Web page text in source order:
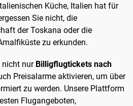
Küche, Italien hat für
Sie nicht, die
der Toskana oder die
zu erkunden.
nicht nur Billigflugtickets nach
Preisalarme aktivieren, um über
zu werden. Unsere Plattform
Flugangeboten,